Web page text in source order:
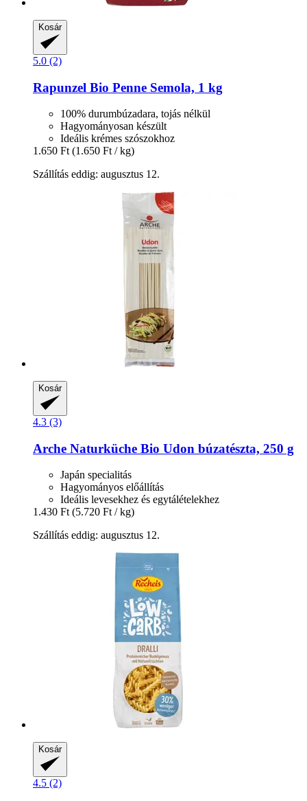
Kosár
5.0 (2)
Rapunzel Bio Penne Semola, 1 kg
100% durumbúzadara, tojás nélkül
Hagyományosan készült
Ideális krémes szószokhoz
1.650 Ft (1.650 Ft / kg)
Szállítás eddig: augusztus 12.
Kosár
4.3 (3)
Arche Naturküche Bio Udon búzatészta, 250 g
Japán specialitás
Hagyományos előállítás
Ideális levesekhez és egytálételekhez
1.430 Ft (5.720 Ft / kg)
Szállítás eddig: augusztus 12.
Kosár
4.5 (2)